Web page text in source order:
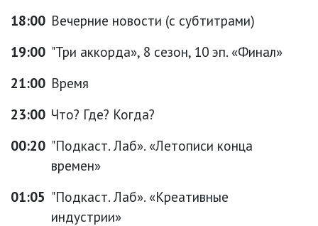
18:00 Вечерние новости (с субтитрами)
19:00 "Три аккорда», 8 сезон, 10 эп. «Финал»
21:00 Время
23:00 Что? Где? Когда?
00:20 "Подкаст. Лаб». «Летописи конца
времен»
01:05 "Подкаст. Лаб». «Креативные
индустрии»